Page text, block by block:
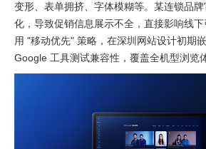
变形、表单拥挤、字体模糊等。某连锁品
化，导致促销信息展示不全，直接影响线
用 "移动优先" 策略，在深圳网站设计初期
Google 工具测试兼容性，覆盖全机型浏览